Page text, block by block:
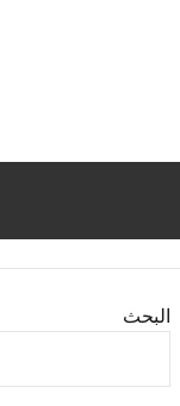
البحث